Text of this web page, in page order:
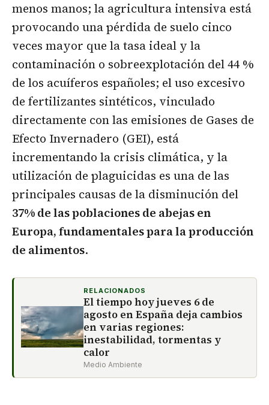
menos manos; la agricultura intensiva está
provocando una pérdida de suelo cinco
veces mayor que la tasa ideal y la
contaminación o sobreexplotación del 44 %
de los acuíferos españoles; el uso excesivo
de fertilizantes sintéticos, vinculado
directamente con las emisiones de Gases de
Efecto Invernadero (GEI), está
incrementando la crisis climática, y la
utilización de plaguicidas es una de las
principales causas de la disminución del
37% de las poblaciones de abejas en
Europa, fundamentales para la producción
de alimentos.
RELACIONADOS
El tiempo hoy jueves 6 de
agosto en España deja cambios
en varias regiones:
inestabilidad, tormentas y
calor
Medio Ambiente